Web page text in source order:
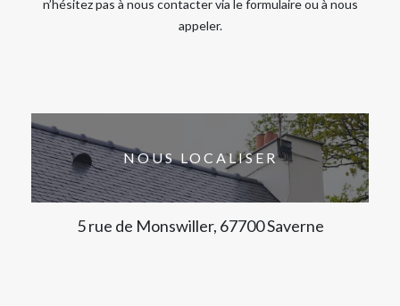
n’hésitez pas à nous contacter via le formulaire ou à nous
appeler.
NOUS LOCALISER
5 rue de Monswiller, 67700 Saverne